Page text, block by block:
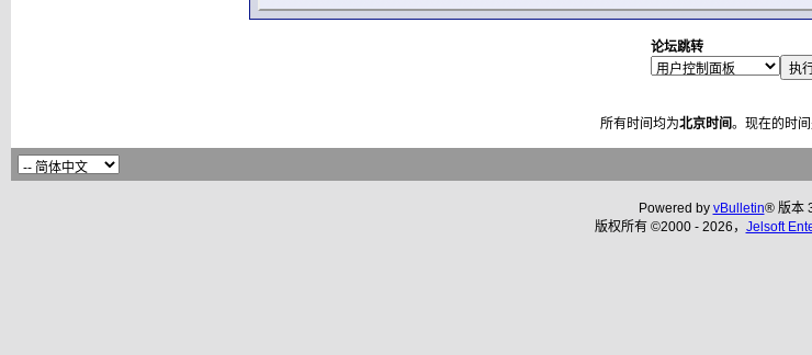
论坛跳转
所有时间均为北京时间。现在的时
Powered by vBulletin® 版本
版权所有 ©2000 - 2026， Jelsoft